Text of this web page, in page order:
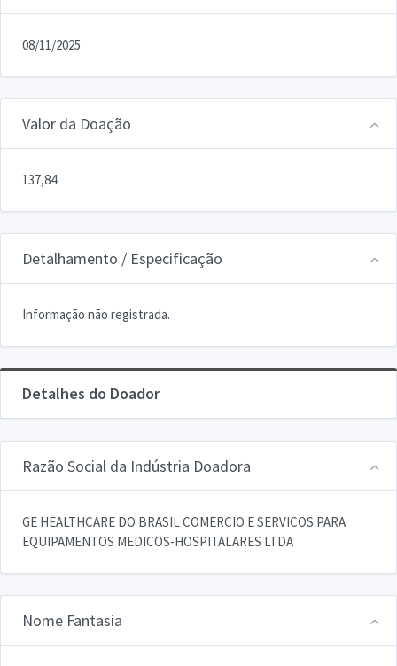
08/11/2025
Valor da Doação
137,84
Detalhamento / Especificação
Informação não registrada.
Detalhes do Doador
Razão Social da Indústria Doadora
GE HEALTHCARE DO BRASIL COMERCIO E SERVICOS PARA
EQUIPAMENTOS MEDICOS-HOSPITALARES LTDA
Nome Fantasia